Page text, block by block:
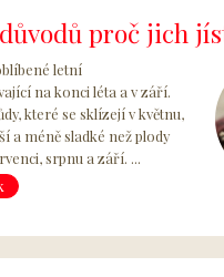
proč jich
letní
na konci léta a v září.
které se sklízejí v květnu,
a méně sladké než plody
srpnu a září. ...